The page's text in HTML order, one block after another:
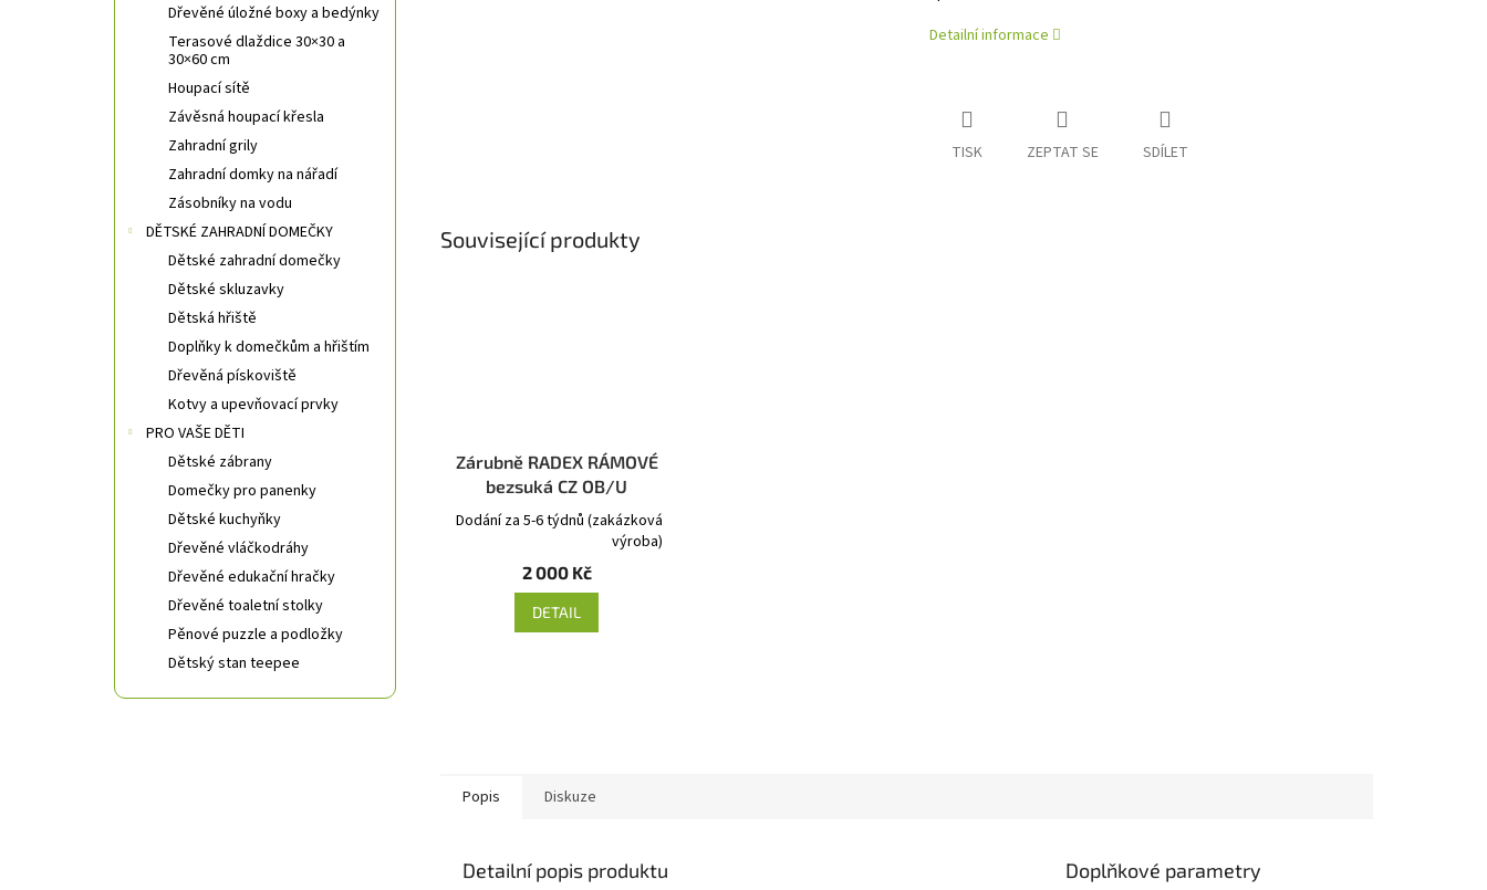
Dřevěné úložné boxy a bedýnky
Terasové dlaždice 30×30 a
30×60 cm
Houpací sítě
Závěsná houpací křesla
Zahradní grily
Zahradní domky na nářadí
Zásobníky na vodu
DĚTSKÉ ZAHRADNÍ DOMEČKY
Dětské zahradní domečky
Dětské skluzavky
Dětská hřiště
Doplňky k domečkům a hřištím
Dřevěná pískoviště
Kotvy a upevňovací prvky
PRO VAŠE DĚTI
Dětské zábrany
Domečky pro panenky
Dětské kuchyňky
Dřevěné vláčkodráhy
Dřevěné edukační hračky
Dřevěné toaletní stolky
Pěnové puzzle a podložky
Dětský stan teepee
Detailní informace
TISK ZEPTAT SE SDÍLET
Související produkty
Zárubně RADEX RÁMOVÉ
bezsuká CZ OB/U
Dodání za 5-6 týdnů (zakázková
výroba)
2 000 Kč
DETAIL
Popis Diskuze
Detailní popis produktu Doplňkové parametry